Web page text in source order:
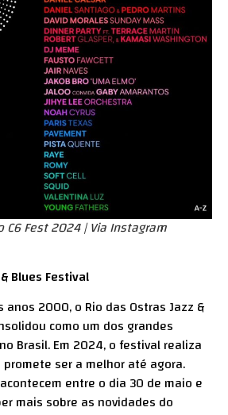
Fest 2024 | Via Instagram
Blues Festival
2000, o Rio das Ostras Jazz &
como um dos grandes
Brasil. Em 2024, o festival realiza
ser a melhor até agora.
entre o dia 30 de maio e
mais sobre as novidades do